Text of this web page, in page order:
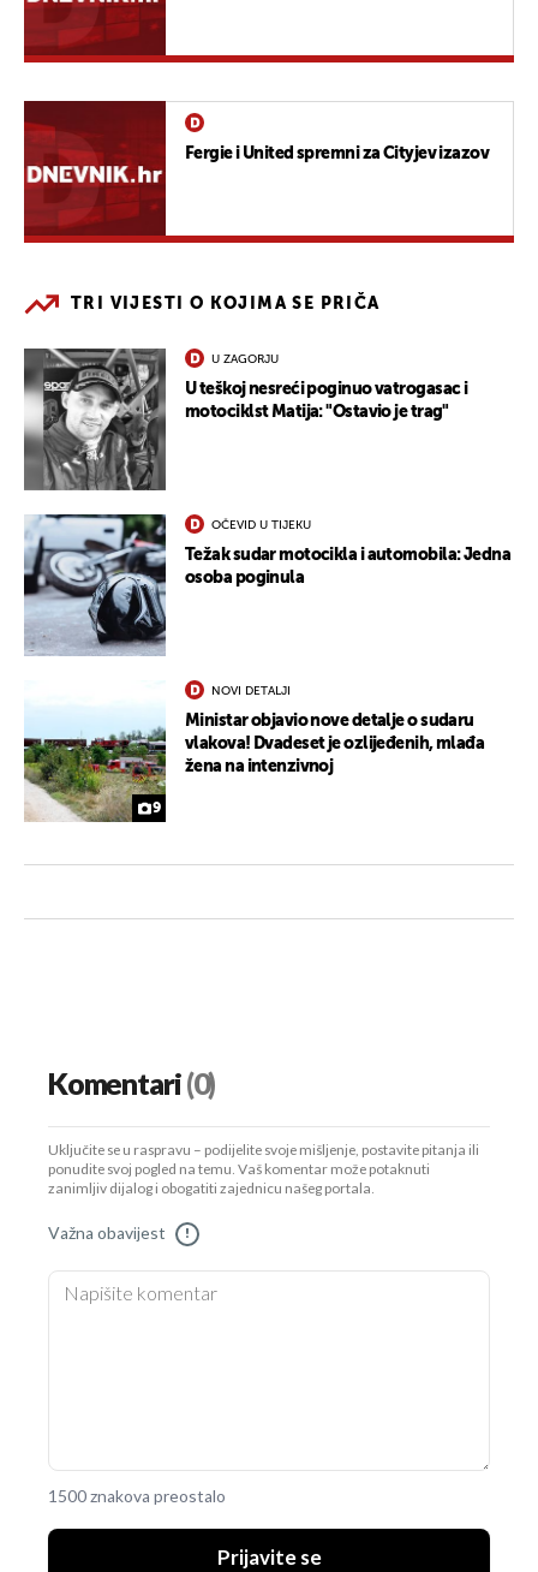
Fergie i United spremni za Cityjev izazov
TRI VIJESTI O KOJIMA SE PRIČA
U ZAGORJU
U teškoj nesreći poginuo vatrogasac i
motociklst Matija: "Ostavio je trag"
OČEVID U TIJEKU
Težak sudar motocikla i automobila: Jedna
osoba poginula
9
NOVI DETALJI
Ministar objavio nove detalje o sudaru
vlakova! Dvadeset je ozlijeđenih, mlađa
žena na intenzivnoj
Komentari(0)
Uključite se u raspravu – podijelite svoje mišljenje, postavite pitanja ili
ponudite svoj pogled na temu. Vaš komentar može potaknuti
zanimljiv dijalog i obogatiti zajednicu našeg portala.
Važna obavijest !
1500 znakova preostalo
Prijavite se